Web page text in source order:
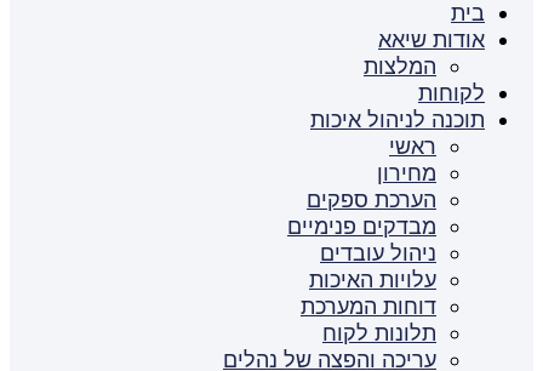
בית
אודות שיאא
המלצות
לקוחות
תוכנה לניהול איכות
ראשי
מחירון
הערכת ספקים
מבדקים פנימיים
ניהול עובדים
עלויות האיכות
דוחות המערכת
תלונות לקוח
עריכה והפצה של נהלים